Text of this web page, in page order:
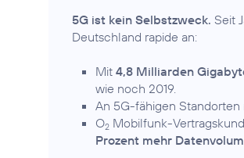
5G ist kein Selbstzweck. Seit
Deutschland rapide an:
Mit 4,8 Milliarden
wie noch 2019.
An 5G-fähigen
O2 Mobilfunk-
Prozent mehr